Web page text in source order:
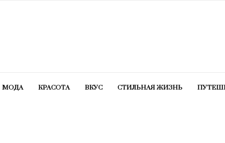
МОДА КРАСОТA ВКУС СТИЛЬНАЯ ЖИЗНЬ